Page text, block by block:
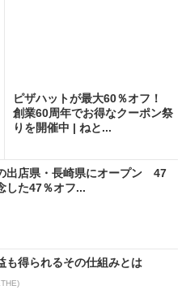
ピザハットが最大60％オフ！
創業60周年でお得なクーポン祭
りを開催中 | ねと...
出店県・長崎県にオープン 47
した47％オフ...
も得られるその仕組みとは